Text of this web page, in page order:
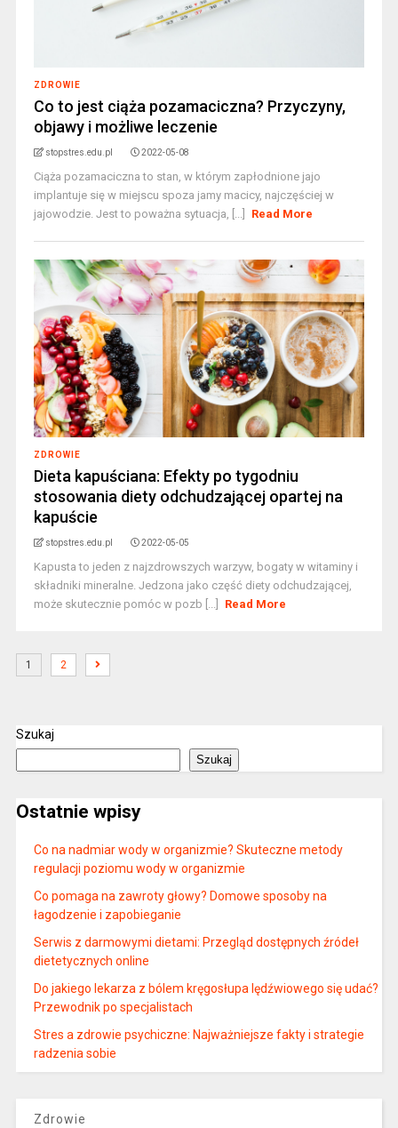
ZDROWIE
Co to jest ciąża pozamaciczna? Przyczyny,
objawy i możliwe leczenie
stopstres.edu.pl 2022-05-08
Ciąża pozamaciczna to stan, w którym zapłodnione jajo
implantuje się w miejscu spoza jamy macicy, najczęściej w
jajowodzie. Jest to poważna sytuacja, [...]
Read More
ZDROWIE
Dieta kapuściana: Efekty po tygodniu
stosowania diety odchudzającej opartej na
kapuście
stopstres.edu.pl 2022-05-05
Kapusta to jeden z najzdrowszych warzyw, bogaty w witaminy i
składniki mineralne. Jedzona jako część diety odchudzającej,
może skutecznie pomóc w pozb [...]
Read More
1 2
Szukaj
Szukaj
Ostatnie wpisy
Co na nadmiar wody w organizmie? Skuteczne metody
regulacji poziomu wody w organizmie
Co pomaga na zawroty głowy? Domowe sposoby na
łagodzenie i zapobieganie
Serwis z darmowymi dietami: Przegląd dostępnych źródeł
dietetycznych online
Do jakiego lekarza z bólem kręgosłupa lędźwiowego się udać?
Przewodnik po specjalistach
Stres a zdrowie psychiczne: Najważniejsze fakty i strategie
radzenia sobie
Zdrowie